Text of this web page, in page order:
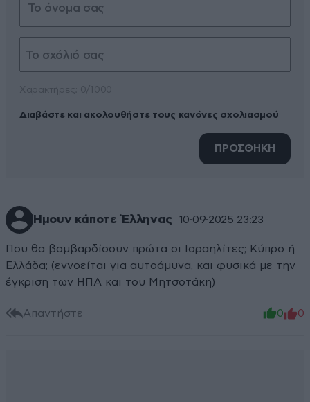
Διαβάστε και ακολουθήστε τους κανόνες σχολιασμού
ΠΡΟΣΘΗΚΗ
Ήμουν κάποτε Έλληνας 10·09·2025 23:23
Που θα βομβαρδίσουν πρώτα οι Ισραηλίτες; Κύπρο ή
Ελλάδα; (εννοείται για αυτοάμυνα, και φυσικά με την
έγκριση των ΗΠΑ και του Μητσοτάκη)
Απαντήστε 0 0